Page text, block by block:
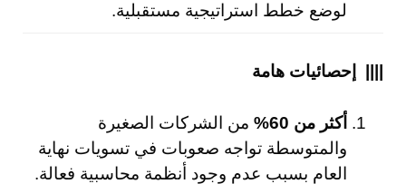
لوضع خطط استراتيجية مستقبلية.
|||| إحصائيات هامة
أكثر من 60%
من الشركات الصغيرة
والمتوسطة تواجه صعوبات في تسويات نهاية
العام بسبب عدم وجود أنظمة محاسبية فعالة.